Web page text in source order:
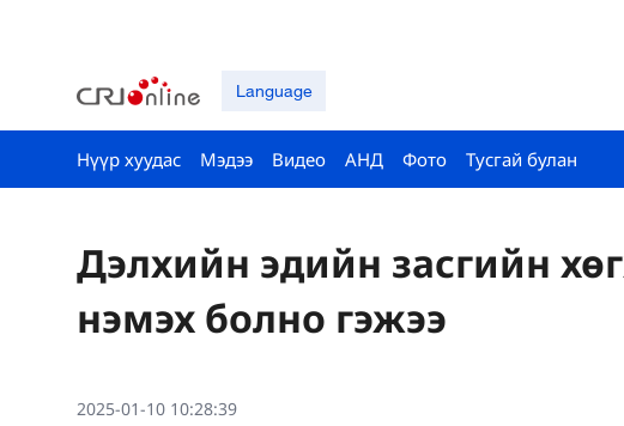
Language
Нүүр хуудас Мэдээ Видео АНД Фото Тусгай булан
Дэлхийн эдийн засгийн
нэмэх болно гэжээ
2025-01-10 10:28:39